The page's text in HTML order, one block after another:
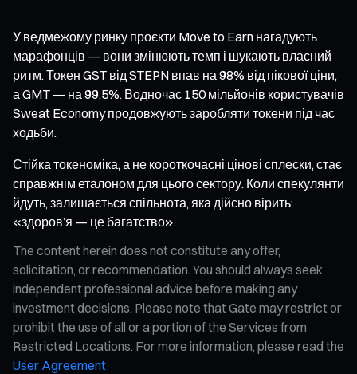
У ведмежому ринку проєкти Move to Earn нагадують
марафонців — вони змінюють темп і шукають власний
ритм. Токен GST від STEPN впав на 98% від пікової ціни,
а GMT — на 99,5%. Водночас 150 мільйонів користувачів
Sweat Economy продовжують заробляти токени під час
ходьби.
Стійка токеноміка, а не короткочасні цінові сплески, стає
справжнім еталоном для цього сектору. Коли спекулянти
йдуть, залишається спільнота, яка дійсно вірить:
«здоров’я — це багатство».
The content herein does not constitute any offer,
solicitation, or recommendation. You should always seek
independent professional advice before making any
investment decisions. Please note that Gate may restrict or
prohibit the use of all or a portion of the Services from
Restricted Locations. For more information, please read the
User Agreement